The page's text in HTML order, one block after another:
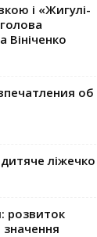
і «Жигулі-
Вініченко
об
ліжечко
розвиток
значення